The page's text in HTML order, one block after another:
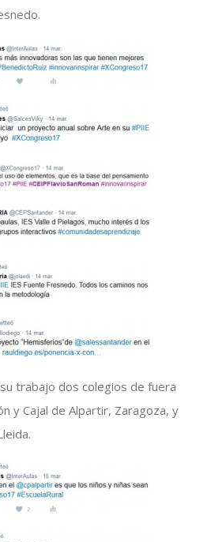
trabajo dos colegios de fuera
y Cajal de Alpartir, Zaragoza, y